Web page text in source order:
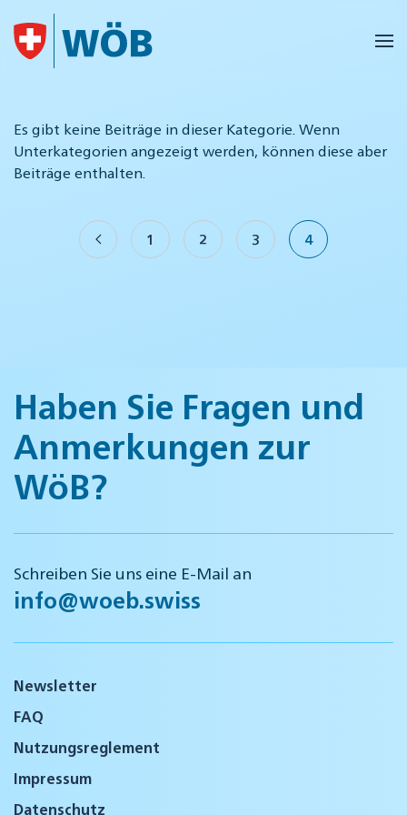
Skip to main content
Es gibt keine Beiträge in dieser Kategorie. Wenn
Unterkategorien angezeigt werden, können diese aber
Beiträge enthalten.
1 2 3 4
Haben Sie Fragen und
Anmerkungen zur
WöB?
Schreiben Sie uns eine E-Mail an
info@woeb.swiss
Newsletter
FAQ
Nutzungsreglement
Impressum
Datenschutz